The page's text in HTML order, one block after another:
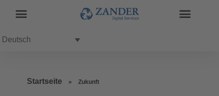
Deutsch
Startseite » Zukunft